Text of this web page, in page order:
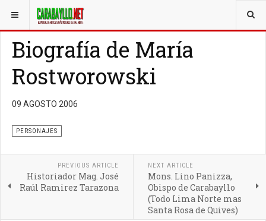
ESTÁ AQUÍ: CARABAYLLO INFO
Biografía de María
Rostworowski
09 AGOSTO 2006
PERSONAJES
PREVIOUS ARTICLE
Historiador Mag. José
Raúl Ramirez Tarazona
NEXT ARTICLE
Mons. Lino Panizza,
Obispo de Carabayllo
(Todo Lima Norte mas
Santa Rosa de Quives)